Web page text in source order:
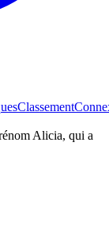
Classement
Alicia, qui a